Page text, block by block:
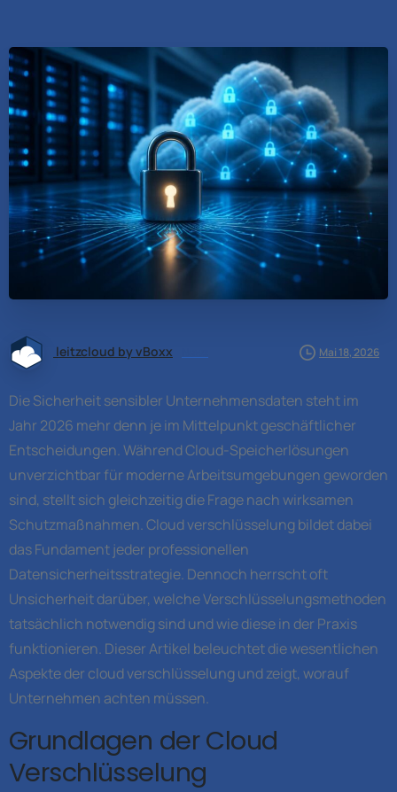
leitzcloud by vBoxx Mai 18, 2026
Die Sicherheit sensibler Unternehmensdaten steht im
Jahr 2026 mehr denn je im Mittelpunkt geschäftlicher
Entscheidungen. Während Cloud-Speicherlösungen
unverzichtbar für moderne Arbeitsumgebungen geworden
sind, stellt sich gleichzeitig die Frage nach wirksamen
Schutzmaßnahmen. Cloud verschlüsselung bildet dabei
das Fundament jeder professionellen
Datensicherheitsstrategie. Dennoch herrscht oft
Unsicherheit darüber, welche Verschlüsselungsmethoden
tatsächlich notwendig sind und wie diese in der Praxis
funktionieren. Dieser Artikel beleuchtet die wesentlichen
Aspekte der cloud verschlüsselung und zeigt, worauf
Unternehmen achten müssen.
Grundlagen der Cloud
Verschlüsselung